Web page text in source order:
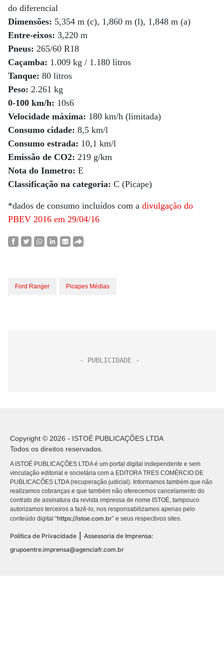
do diferencial
Dimensões: 5,354 m (c), 1,860 m (l), 1,848 m (a)
Entre-eixos: 3,220 m
Pneus: 265/60 R18
Caçamba: 1.009 kg / 1.180 litros
Tanque: 80 litros
Peso: 2.261 kg
0-100 km/h: 10s6
Velocidade máxima: 180 km/h (limitada)
Consumo cidade: 8,5 km/l
Consumo estrada: 10,1 km/l
Emissão de CO2: 219 g/km
Nota do Inmetro: E
Classificação na categoria: C (Picape)
*dados de consumo incluídos com a divulgação do
PBEV 2016 em 29/04/16
Ford Ranger Picapes Médias
Copyright © 2026 - ISTOÉ PUBLICAÇÕES LTDA
Todos os direitos reservados.
A ISTOÉ PUBLICAÇÕES LTDA é um portal digital independente e sem
vinculação editorial e societária com a EDITORA TRES COMÉRCIO DE
PUBLICACÕES LTDA (recuperação judicial). Informamos também que não
realizamos cobranças e que também não oferecemos cancelamento do
contrato de assinatura da revista impressa de nome ISTOÉ, tampouco
autorizamos terceiros a fazê-lo, nos responsabilizamos apenas pelo
conteúdo digital “https://istoe.com.br” e seus respectivos sites.
Política de Privacidade
Assessoria de Imprensa:
grupoentre.imprensa@agenciafr.com.br